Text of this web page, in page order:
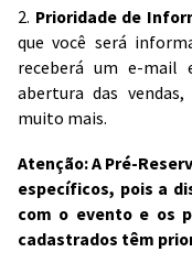
2. Prioridade de
que você será
receberá um e-mail
abertura das
muito mais.
Atenção: A Pré-
específicos, pois a
com o evento e os
cadastrados têm